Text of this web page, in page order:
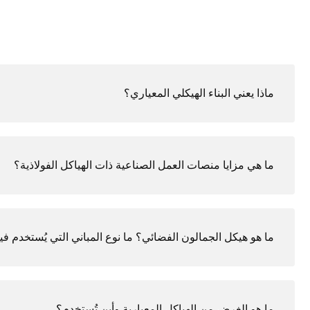
ماذا يعني البناء الهيكلي المعياري؟
ما هي مزايا منصات العمل الصناعية ذات الهياكل الفولاذية؟
ما هو هيكل الجمالون الفضائي؟ ما نوع المباني التي يُستخدم